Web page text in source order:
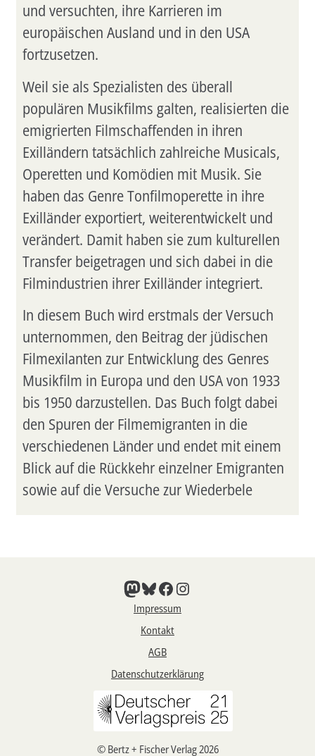
und versuchten, ihre Karrieren im
europäischen Ausland und in den USA
fortzusetzen.
Weil sie als Spezialisten des überall
populären Musikfilms galten, realisierten die
emigrierten Filmschaffenden in ihren
Exilländern tatsächlich zahlreiche Musicals,
Operetten und Komödien mit Musik. Sie
haben das Genre Tonfilmoperette in ihre
Exilländer exportiert, weiterentwickelt und
verändert. Damit haben sie zum kulturellen
Transfer beigetragen und sich dabei in die
Filmindustrien ihrer Exilländer integriert.
In diesem Buch wird erstmals der Versuch
unternommen, den Beitrag der jüdischen
Filmexilanten zur Entwicklung des Genres
Musikfilm in Europa und den USA von 1933
bis 1950 darzustellen. Das Buch folgt dabei
den Spuren der Filmemigranten in die
verschiedenen Länder und endet mit einem
Blick auf die Rückkehr einzelner Emigranten
sowie auf die Versuche zur Wiederbele
Mastodon
Bluesky
Facebook
Instagram
Impressum
Kontakt
AGB
Datenschutzerklärung
© Bertz + Fischer Verlag 2026